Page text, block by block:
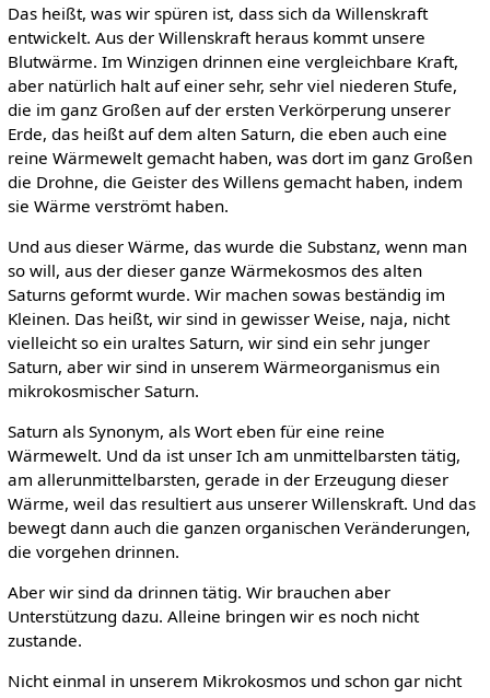
Das heißt, was wir spüren ist, dass sich da Willenskraft
entwickelt. Aus der Willenskraft heraus kommt unsere
Blutwärme. Im Winzigen drinnen eine vergleichbare Kraft,
aber natürlich halt auf einer sehr, sehr viel niederen Stufe,
die im ganz Großen auf der ersten Verkörperung unserer
Erde, das heißt auf dem alten Saturn, die eben auch eine
reine Wärmewelt gemacht haben, was dort im ganz Großen
die Drohne, die Geister des Willens gemacht haben, indem
sie Wärme verströmt haben.
Und aus dieser Wärme, das wurde die Substanz, wenn man
so will, aus der dieser ganze Wärmekosmos des alten
Saturns geformt wurde. Wir machen sowas beständig im
Kleinen. Das heißt, wir sind in gewisser Weise, naja, nicht
vielleicht so ein uraltes Saturn, wir sind ein sehr junger
Saturn, aber wir sind in unserem Wärmeorganismus ein
mikrokosmischer Saturn.
Saturn als Synonym, als Wort eben für eine reine
Wärmewelt. Und da ist unser Ich am unmittelbarsten tätig,
am allerunmittelbarsten, gerade in der Erzeugung dieser
Wärme, weil das resultiert aus unserer Willenskraft. Und das
bewegt dann auch die ganzen organischen Veränderungen,
die vorgehen drinnen.
Aber wir sind da drinnen tätig. Wir brauchen aber
Unterstützung dazu. Alleine bringen wir es noch nicht
zustande.
Nicht einmal in unserem Mikrokosmos und schon gar nicht